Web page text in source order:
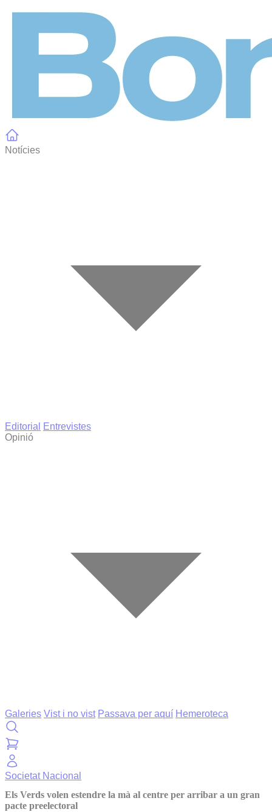
Notícies
Editorial
Entrevistes
Opinió
Galeries Vist i no vist Passava per aquí Hemeroteca
Societat Nacional
Els Verds volen estendre la mà al centre per arribar a un gran
pacte preelectoral